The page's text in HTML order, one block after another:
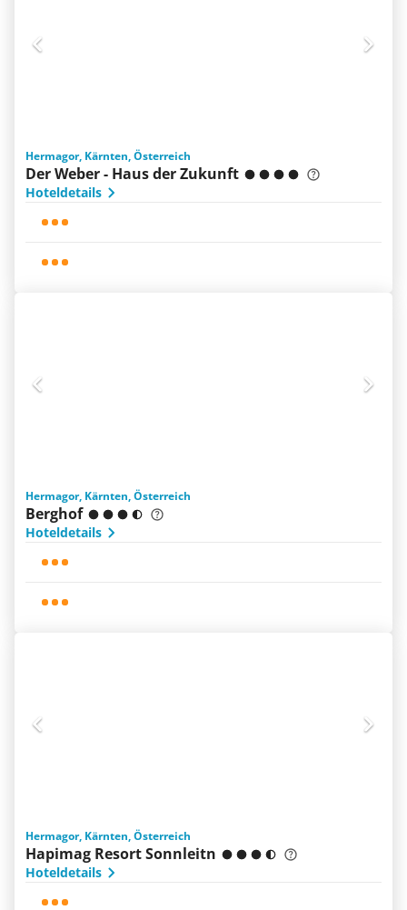
Hermagor, Kärnten, Österreich
Der Weber - Haus der Zukunft
Hoteldetails
Hermagor, Kärnten, Österreich
Berghof
Hoteldetails
Hermagor, Kärnten, Österreich
Hapimag Resort Sonnleitn
Hoteldetails